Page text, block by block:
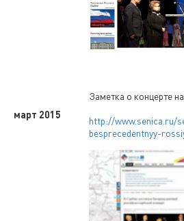
март 2015
Заметка о концерте
http://www.senica.ru/
besprecedentnyy-